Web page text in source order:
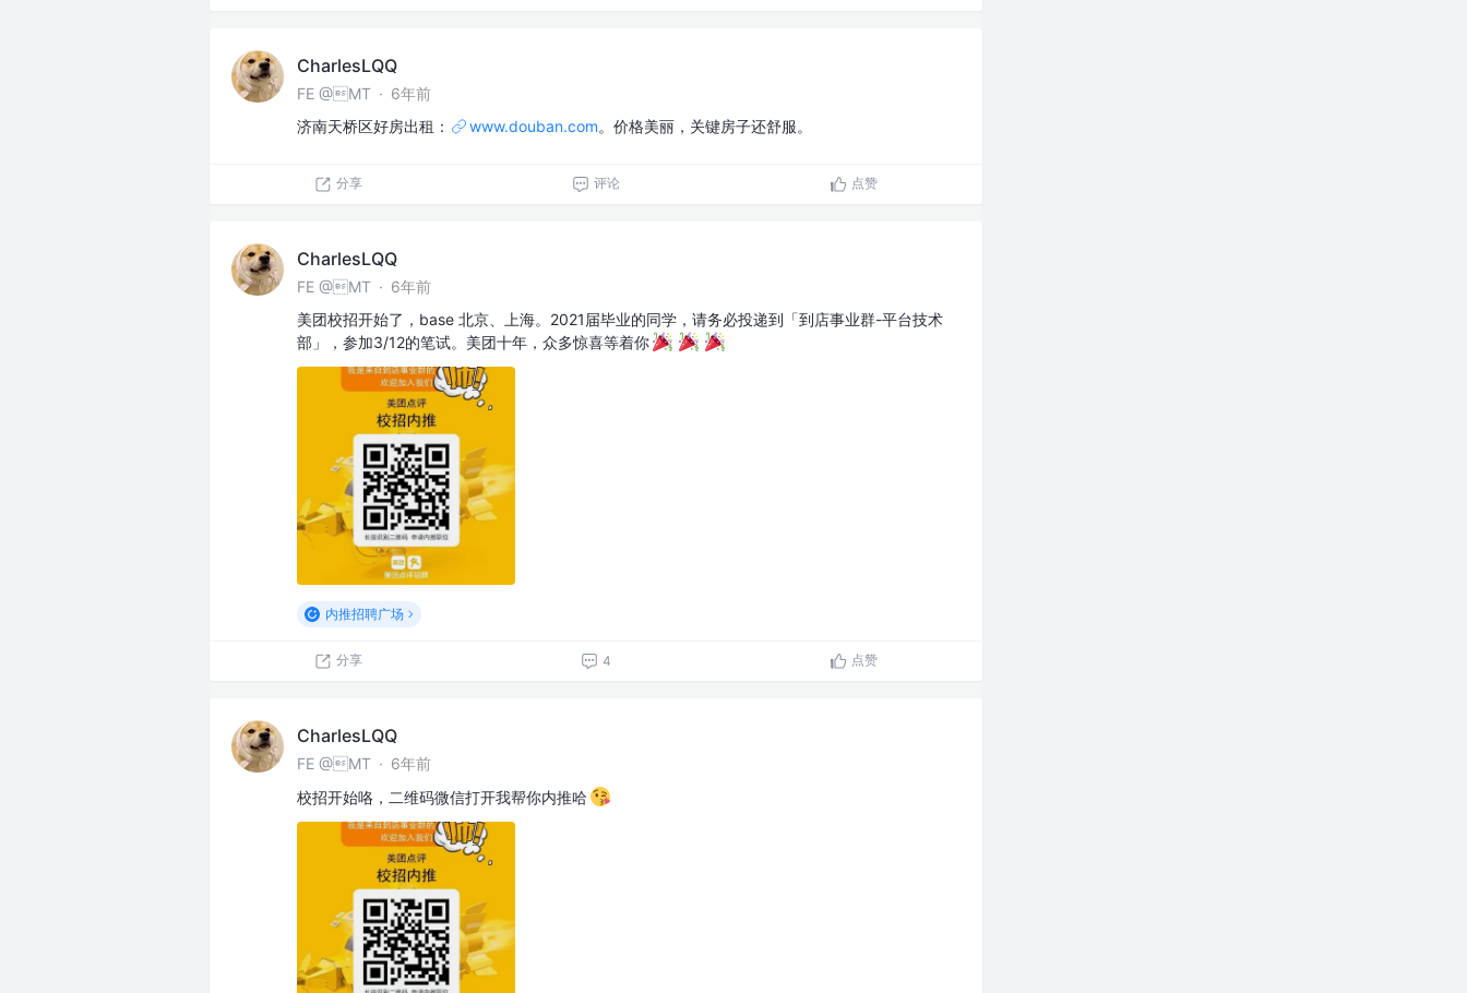
CharlesLQQ
FE @MT · 6年前
济南天桥区好房出租：
www.douban.com。价格美丽，关键房子还舒服。
分享 评论 点赞
CharlesLQQ
FE @MT · 6年前
美团校招开始了，base 北京、上海。2021届毕业的同学，请务必投递到「到店事业群-平台技术
部」，参加3/12的笔试。美团十年，众多惊喜等着你
内推招聘广场
分享 4 点赞
CharlesLQQ
FE @MT · 6年前
校招开始咯，二维码微信打开我帮你内推哈